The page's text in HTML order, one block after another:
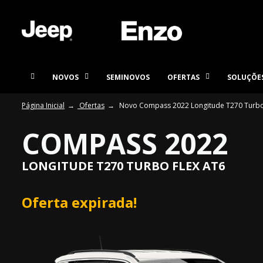
NOVOS SEMINOVOS OFERTAS
Página Inicial Ofertas Novo Compass 2022 Longitude T270
COMPASS 2022
LONGITUDE T270 TURBO FLEX AT6
Oferta expirada!